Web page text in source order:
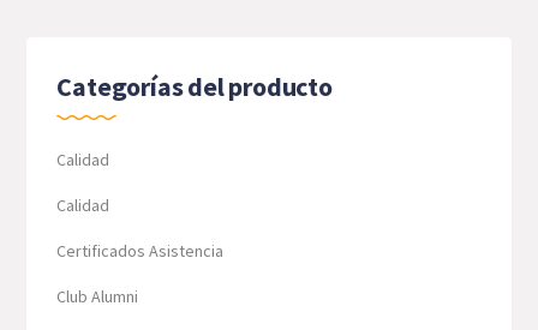
Categorías del producto
Calidad
Calidad
Certificados Asistencia
Club Alumni